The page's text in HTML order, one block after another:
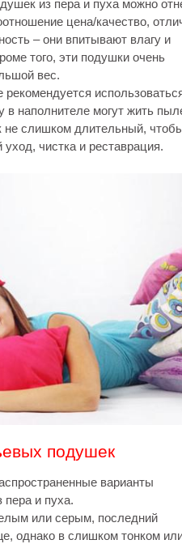
из пера и пуха можно
цена/качество,
– они впитывают влагу и
того, эти подушки очень
вес.
в наполнителе могут жить
слишком длительный,
чистка и реставрация.
подушек
варианты
пера и пуха.
или серым, последний
однако в слишком тонком